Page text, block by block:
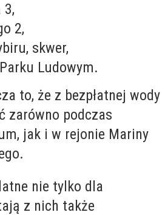
3,
2,
skwer,
Ludowym.
to, że z bezpłatnej wody
zarówno podczas
jak i w rejonie Mariny
nie tylko dla
z nich także